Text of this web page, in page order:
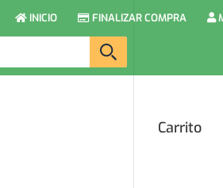
INICIO FINALIZAR COMPRA
Carrito